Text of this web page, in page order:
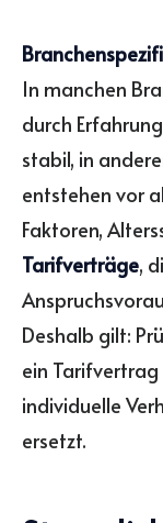
In manchen
durch
stabil, in
entstehen vor
Faktoren,
Tarifverträge,
Deshalb gilt:
ein
individuelle
ersetzt.